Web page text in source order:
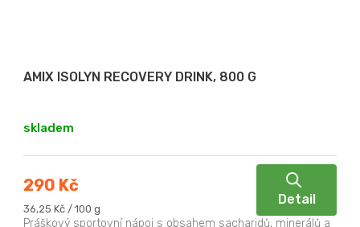
AMIX ISOLYN RECOVERY DRINK, 800 G
skladem
290 Kč
Měrná
cena:
36,25 Kč / 100 g
Detail
Práškový sportovní nápoj s obsahem sacharidů, minerálů a